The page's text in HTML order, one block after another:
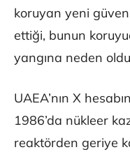
koruyan yeni
ettiği, bunun
yangına neden
UAEA’nın X
1986’da nükleer
reaktörden geriye